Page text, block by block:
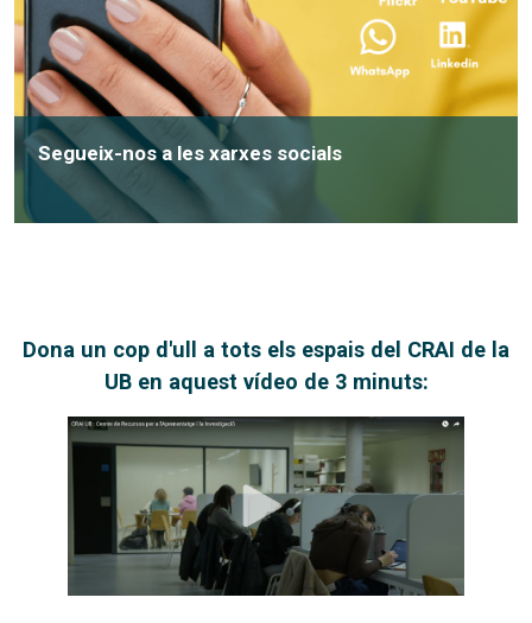
Segueix-nos a les xarxes socials
Dona un cop d'ull a tots els espais del CRAI de la
UB en aquest vídeo de 3 minuts: